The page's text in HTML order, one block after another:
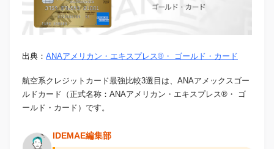
出典： ANAアメリカン・エキスプレス®・ ゴールド・カード
航空系クレジットカード最強比較3選目は、ANAアメックスゴー
ルドカード（正式名称：ANAアメリカン・エキスプレス®・ ゴ
ールド・カード）です。
IDEMAE編集部